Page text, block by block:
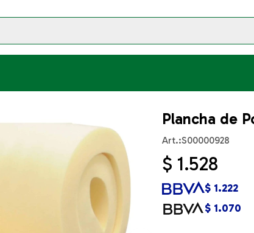
Plancha de
S00000928
$ 1.528
$ 1.070
$ 1.222